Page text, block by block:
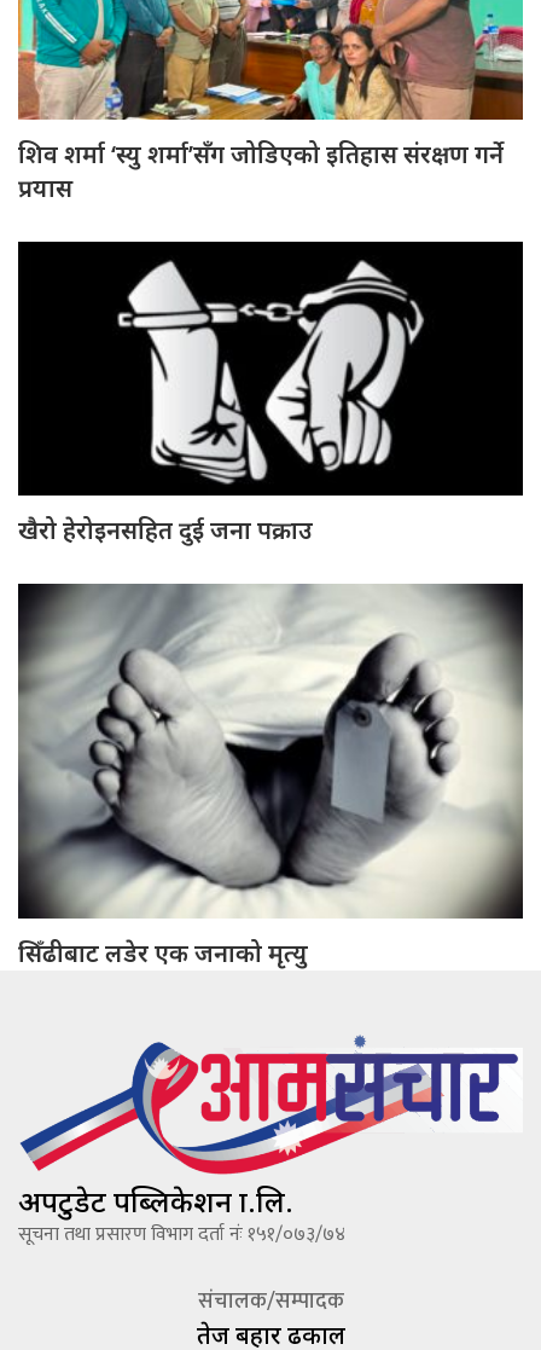
शिव शर्मा ‘स्यु शर्मा’सँग जोडिएको इतिहास संरक्षण गर्ने
प्रयास
खैरो हेरोइनसहित दुई जना पक्राउ
सिँढीबाट लडेर एक जनाको मृत्यु
अपटुडेट पब्लिकेशन प्रा.लि.
सूचना तथा प्रसारण विभाग दर्ता नंः १५१/०७३/७४
संचालक/सम्पादक
तेज बहादूर ढकाल